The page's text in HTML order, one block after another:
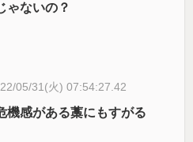
ゃないの？
05/31(火) 07:54:27.42
機感がある藁にもすがる